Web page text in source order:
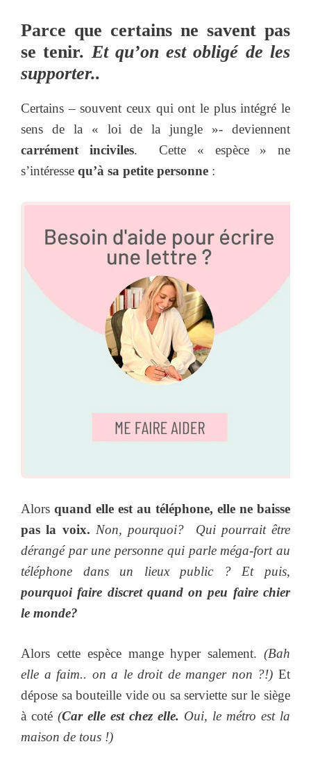
Parce que certains ne savent pas
se tenir. Et qu’on est obligé de les
supporter..
Certains – souvent ceux qui ont le plus intégré le
sens de la « loi de la jungle »- deviennent
carrément inciviles. Cette « espèce » ne
s’intéresse qu’à sa petite personne :
Alors quand elle est au téléphone, elle ne baisse
pas la voix. Non, pourquoi? Qui pourrait être
dérangé par une personne qui parle méga-fort au
téléphone dans un lieux public ? Et puis,
pourquoi faire discret quand on peu faire chier
le monde?
Alors cette espèce mange hyper salement. (Bah
elle a faim.. on a le droit de manger non ?!) Et
dépose sa bouteille vide ou sa serviette sur le siège
à coté (Car elle est chez elle. Oui, le métro est la
maison de tous !)